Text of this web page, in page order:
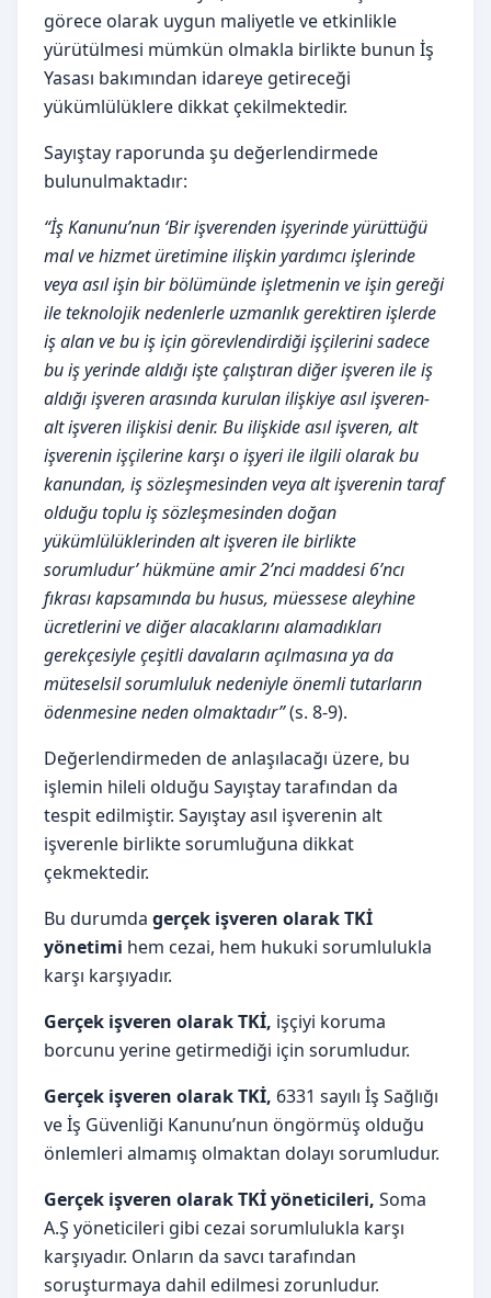
görece olarak uygun maliyetle ve etkinlikle
yürütülmesi mümkün olmakla birlikte bunun İş
Yasası bakımından idareye getireceği
yükümlülüklere dikkat çekilmektedir.
Sayıştay raporunda şu değerlendirmede
bulunulmaktadır:
“İş Kanunu’nun ‘Bir işverenden işyerinde yürüttüğü
mal ve hizmet üretimine ilişkin yardımcı işlerinde
veya asıl işin bir bölümünde işletmenin ve işin gereği
ile teknolojik nedenlerle uzmanlık gerektiren işlerde
iş alan ve bu iş için görevlendirdiği işçilerini sadece
bu iş yerinde aldığı işte çalıştıran diğer işveren ile iş
aldığı işveren arasında kurulan ilişkiye asıl işveren-
alt işveren ilişkisi denir. Bu ilişkide asıl işveren, alt
işverenin işçilerine karşı o işyeri ile ilgili olarak bu
kanundan, iş sözleşmesinden veya alt işverenin taraf
olduğu toplu iş sözleşmesinden doğan
yükümlülüklerinden alt işveren ile birlikte
sorumludur’ hükmüne amir 2’nci maddesi 6’ncı
fıkrası kapsamında bu husus, müessese aleyhine
ücretlerini ve diğer alacaklarını alamadıkları
gerekçesiyle çeşitli davaların açılmasına ya da
müteselsil sorumluluk nedeniyle önemli tutarların
ödenmesine neden olmaktadır”(s. 8-9).
Değerlendirmeden de anlaşılacağı üzere, bu
işlemin hileli olduğu Sayıştay tarafından da
tespit edilmiştir. Sayıştay asıl işverenin alt
işverenle birlikte sorumluğuna dikkat
çekmektedir.
Bu durumda gerçek işveren olarak TKİ
yönetimi hem cezai, hem hukuki sorumlulukla
karşı karşıyadır.
Gerçek işveren olarak TKİ, işçiyi koruma
borcunu yerine getirmediği için sorumludur.
Gerçek işveren olarak TKİ, 6331 sayılı İş Sağlığı
ve İş Güvenliği Kanunu’nun öngörmüş olduğu
önlemleri almamış olmaktan dolayı sorumludur.
Gerçek işveren olarak TKİ yöneticileri, Soma
A.Ş yöneticileri gibi cezai sorumlulukla karşı
karşıyadır. Onların da savcı tarafından
soruşturmaya dahil edilmesi zorunludur.